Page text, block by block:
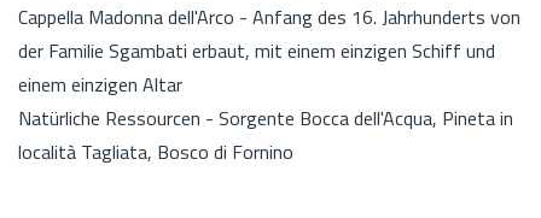
Cappella Madonna dell'Arco - Anfang des 16. Jahrhunderts von
der Familie Sgambati erbaut, mit einem einzigen Schiff und
einem einzigen Altar
Natürliche Ressourcen - Sorgente Bocca dell'Acqua, Pineta in
località Tagliata, Bosco di Fornino